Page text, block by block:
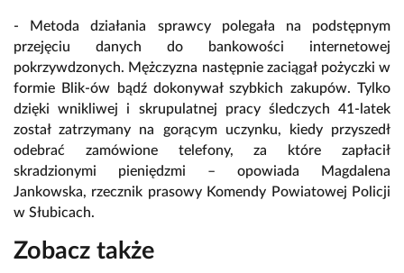
- Metoda działania sprawcy polegała na podstępnym
przejęciu danych do bankowości internetowej
pokrzywdzonych. Mężczyzna następnie zaciągał pożyczki w
formie Blik-ów bądź dokonywał szybkich zakupów. Tylko
dzięki wnikliwej i skrupulatnej pracy śledczych 41-latek
został zatrzymany na gorącym uczynku, kiedy przyszedł
odebrać zamówione telefony, za które zapłacił
skradzionymi pieniędzmi – opowiada Magdalena
Jankowska, rzecznik prasowy Komendy Powiatowej Policji
w Słubicach.
Zobacz także